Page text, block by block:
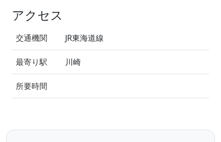
アクセス
交通機関 JR東海道線
最寄り駅 川崎
所要時間